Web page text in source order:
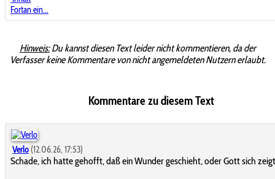
Fortan ein...
Hinweis:Du kannst diesen Text leider nicht kommentieren, da der
Verfasser keine Kommentare von nicht angemeldeten Nutzern erlaubt.
Kommentare zu diesem Text
Verlo (12.06.26, 17:53)
Schade, ich hatte gehofft, daß ein Wunder geschieht, oder Gott sich